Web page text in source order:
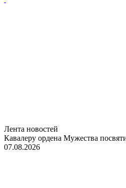
Лента новостей
Кавалеру ордена Мужества
07.08.2026